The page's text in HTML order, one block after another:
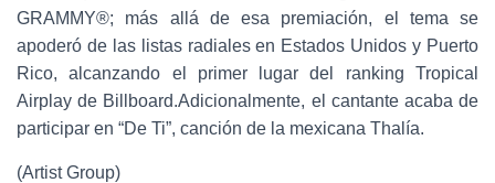
GRAMMY®; más allá de esa premiación, el tema se
apoderó de las listas radiales en Estados Unidos y Puerto
Rico, alcanzando el primer lugar del ranking Tropical
Airplay de Billboard.Adicionalmente, el cantante acaba de
participar en “De Ti”, canción de la mexicana Thalía.
(Artist Group)